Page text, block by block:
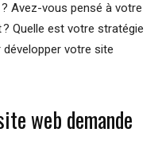
Avez-vous pensé à votre
Quelle est votre stratégie
votre site
web demande